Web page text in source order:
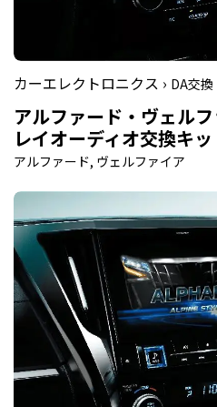
カーエレクトロニクス › DA交
アルファード・ヴェル
レイオーディオ交換キッ
アルファード, ヴェルファイア